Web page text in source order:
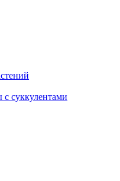
суккулентами